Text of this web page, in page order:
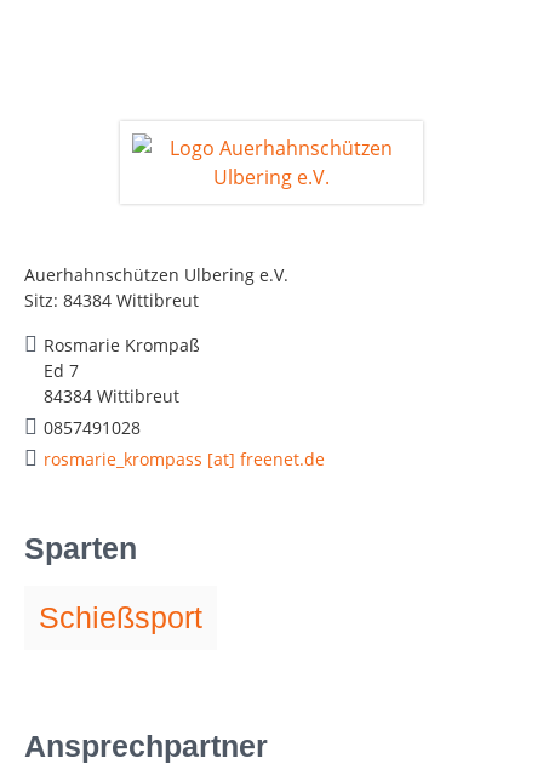
Auerhahnschützen Ulbering e.V.
Sitz: 84384 Wittibreut
Rosmarie Krompaß
Ed 7
84384 Wittibreut
0857491028
rosmarie_krompass [at] freenet.de
Sparten
Schießsport
Ansprechpartner